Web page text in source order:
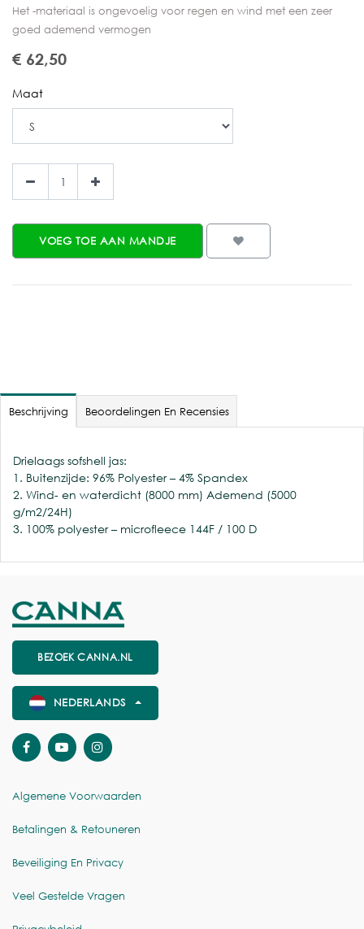
Het -materiaal is ongevoelig voor regen en wind met een zeer
goed ademend vermogen
€ 62,50
Maat
VOEG TOE AAN MANDJE
Beschrijving Beoordelingen En Recensies
Drielaags sofshell jas:
1. Buitenzijde: 96% Polyester – 4% Spandex
2. Wind- en waterdicht (8000 mm) Ademend (5000
g/m2/24H)
3. 100% polyester – microfleece 144F / 100 D
BEZOEK CANNA.NL
NEDERLANDS
Algemene Voorwaarden
Betalingen & Retouneren
Beveiliging En Privacy
Veel Gestelde Vragen